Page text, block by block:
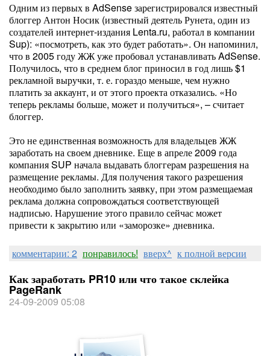
Одним из первых в AdSense зарегистрировался известный
блоггер Антон Носик (известный деятель Рунета, один из
создателей интернет-издания Lenta.ru, работал в компании
Sup): «посмотреть, как это будет работать». Он напоминил,
что в 2005 году ЖЖ уже пробовал устанавливать AdSense.
Получилось, что в среднем блог приносил в год лишь $1
рекламной выручки, т. е. гораздо меньше, чем нужно
платить за аккаунт, и от этого проекта отказались. «Но
теперь рекламы больше, может и получиться», – считает
блоггер.
Это не единственная возможность для владельцев ЖЖ
заработать на своем дневнике. Еще в апреле 2009 года
компания SUP начала выдавать блоггерам разрешения на
размещение рекламы. Для получения такого разрешения
необходимо было заполнить заявку, при этом размещаемая
реклама должна сопровождаться соответствующей
надписью. Нарушение этого правило сейчас может
привести к закрытию или «заморозке» дневника.
комментарии: 2 понравилось! вверх^ к полной версии
Как заработать PR10 или что такое склейка
PageRank
24-09-2009 05:08